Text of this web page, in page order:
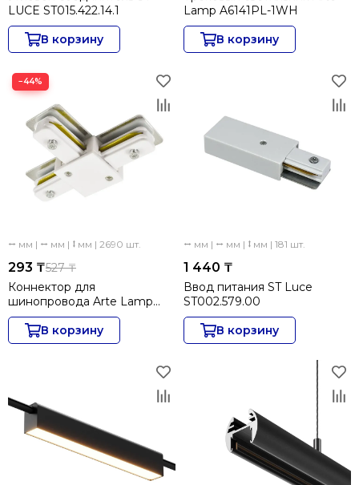
LUCE ST015.422.14.1
В корзину
Lamp A6141PL-1WH
В корзину
−44%
⭤ мм | ⭤ мм | ⭥ мм | 2690 шт.
293 ₸527 ₸
Коннектор для
шинопровода Arte Lamp
Track Accessories A140033
В корзину
⭤ мм | ⭤ мм | ⭥ мм | 181 шт.
1 440 ₸
Ввод питания ST Luce
ST002.579.00
В корзину